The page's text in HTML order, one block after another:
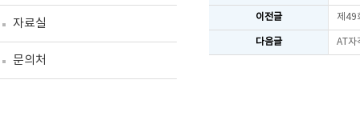
자료실
문의처
이전글 제49
다음글 AT자